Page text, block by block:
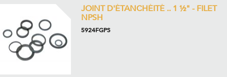
JOINT D'ÉTANCHÉITÉ .. 1 ½" - FILET
NPSH
5924FGPS